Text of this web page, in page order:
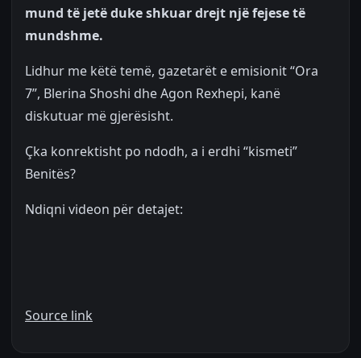
mund të jetë duke shkuar drejt një fejese të
mundshme.
Lidhur me këtë temë, gazetarët e emisionit “Ora
7”, Blerina Shoshi dhe Agon Rexhepi, kanë
diskutuar më gjerësisht.
Çka konrektisht po ndodh, a i erdhi “kismeti”
Benitës?
Ndiqni videon për detajet:
Source link